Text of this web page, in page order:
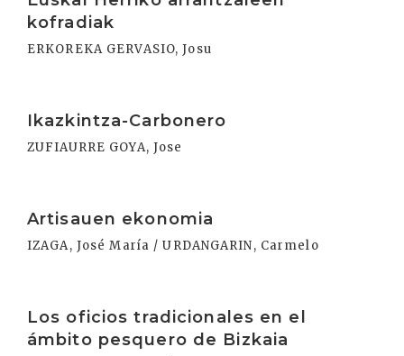
kofradiak
ERKOREKA GERVASIO, Josu
Ikazkintza-Carbonero
ZUFIAURRE GOYA, Jose
Artisauen ekonomia
IZAGA, José María / URDANGARIN, Carmelo
Los oficios tradicionales en el
ámbito pesquero de Bizkaia